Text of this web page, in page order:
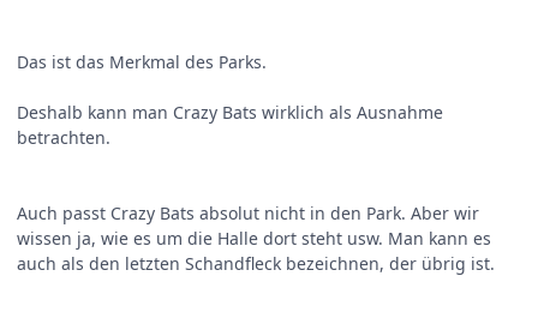
Das ist das Merkmal des Parks.
Deshalb kann man Crazy Bats wirklich als Ausnahme
betrachten.
Auch passt Crazy Bats absolut nicht in den Park. Aber wir
wissen ja, wie es um die Halle dort steht usw. Man kann es
auch als den letzten Schandfleck bezeichnen, der übrig ist.